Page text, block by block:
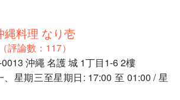
縄料理 なり壱
評論數：117）
沖繩 名護 城 1丁目1-6 2樓
星期三至星期日: 17:00 至 01:00 / 星